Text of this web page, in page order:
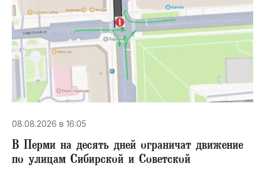
08.08.2026 в 16:05
В Перми на десять дней ограничат движение
по улицам Сибирской и Советской